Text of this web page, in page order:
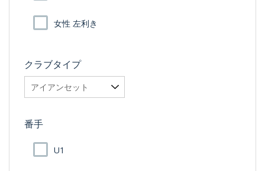
女性 左利き
クラブタイプ
番手
U1